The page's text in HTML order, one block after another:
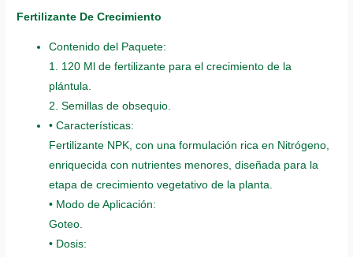
Fertilizante De Crecimiento
Contenido del Paquete:
1. 120 Ml de fertilizante para el crecimiento de la
plántula.
2. Semillas de obsequio.
• Características:
Fertilizante NPK, con una formulación rica en Nitrógeno,
enriquecida con nutrientes menores, diseñada para la
etapa de crecimiento vegetativo de la planta.
• Modo de Aplicación:
Goteo.
• Dosis: